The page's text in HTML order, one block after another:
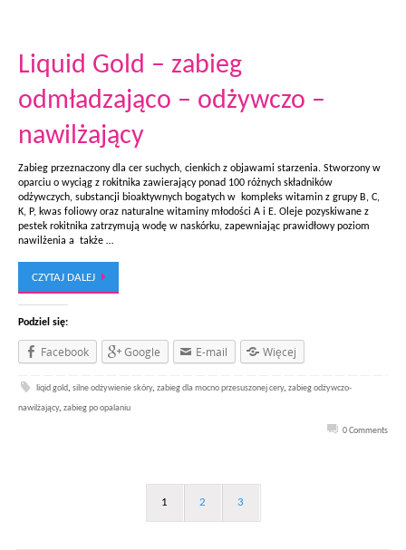
Liquid Gold – zabieg
odmładzająco – odżywczo –
nawilżający
Zabieg przeznaczony dla cer suchych, cienkich z objawami starzenia. Stworzony w
oparciu o wyciąg z rokitnika zawierający ponad 100 różnych składników
odżywczych, substancji bioaktywnych bogatych w kompleks witamin z grupy B, C,
K, P, kwas foliowy oraz naturalne witaminy młodości A i E. Oleje pozyskiwane z
pestek rokitnika zatrzymują wodę w naskórku, zapewniając prawidłowy poziom
nawilżenia a także …
CZYTAJ DALEJ
Podziel się:
Facebook Google E-mail Więcej
liqid gold,silne odżywienie skóry,zabieg dla mocno przesuszonej cery,zabieg odżywczo-
nawilżający, zabieg po opalaniu
0 Comments
1 2 3